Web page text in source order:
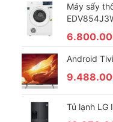
Tiết kiệm điện hiệu
Inverter
Với công nghệ Digital
kiệm điện trong suốt thời
hành êm ái, không làm
Máy sấy
Android
Tủ lạnh LG